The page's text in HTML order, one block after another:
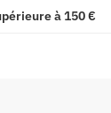
à 150 €